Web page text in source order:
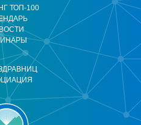
ТОП-100